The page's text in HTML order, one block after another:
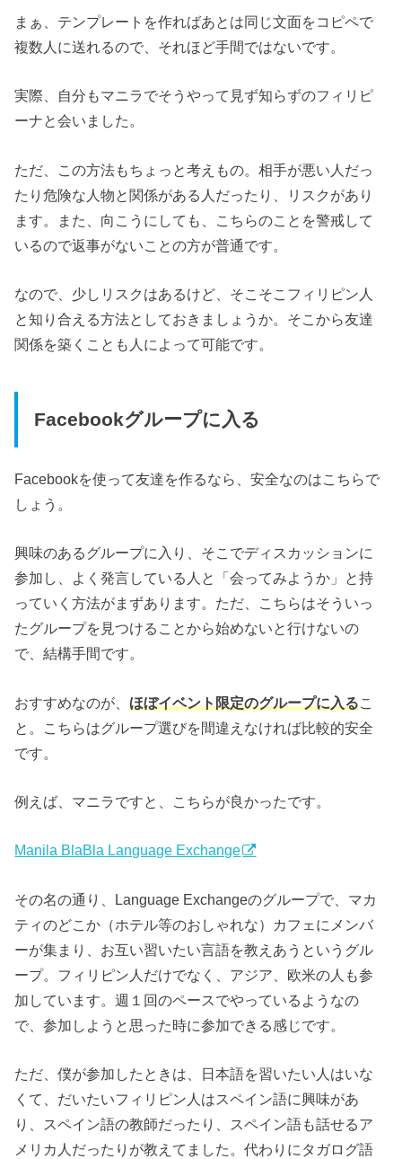
まぁ、テンプレートを作ればあとは同じ文面をコピペで
複数人に送れるので、それほど手間ではないです。
実際、自分もマニラでそうやって見ず知らずのフィリピ
ーナと会いました。
ただ、この方法もちょっと考えもの。相手が悪い人だっ
たり危険な人物と関係がある人だったり、リスクがあり
ます。また、向こうにしても、こちらのことを警戒して
いるので返事がないことの方が普通です。
なので、少しリスクはあるけど、そこそこフィリピン人
と知り合える方法としておきましょうか。そこから友達
関係を築くことも人によって可能です。
Facebookグループに入る
Facebookを使って友達を作るなら、安全なのはこちらで
しょう。
興味のあるグループに入り、そこでディスカッションに
参加し、よく発言している人と「会ってみようか」と持
っていく方法がまずあります。ただ、こちらはそういっ
たグループを見つけることから始めないと行けないの
で、結構手間です。
おすすめなのが、ほぼイベント限定のグループに入るこ
と。こちらはグループ選びを間違えなければ比較的安全
です。
例えば、マニラですと、こちらが良かったです。
Manila BlaBla Language Exchange
その名の通り、Language Exchangeのグループで、マカ
ティのどこか（ホテル等のおしゃれな）カフェにメンバ
ーが集まり、お互い習いたい言語を教えあうというグル
ープ。フィリピン人だけでなく、アジア、欧米の人も参
加しています。週１回のペースでやっているようなの
で、参加しようと思った時に参加できる感じです。
ただ、僕が参加したときは、日本語を習いたい人はいな
くて、だいたいフィリピン人はスペイン語に興味があ
り、スペイン語の教師だったり、スペイン語も話せるア
メリカ人だったりが教えてました。代わりにタガログ語